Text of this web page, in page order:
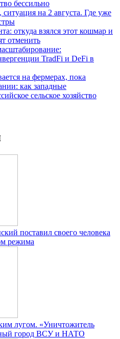
бессильно
на 2 августа. Где уже
откуда взялся этот кошмар и
отменить
TradFi и DeFi в
на фермерах, пока
как западные
сельское хозяйство
поставил своего человека
режима
лугом. «Уничтожитель
город ВСУ и НАТО